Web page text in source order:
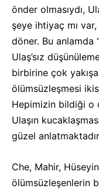
önder olmasıydı,
şeye ihtiyaç mı
döner. Bu anlamda
Ulaş’sız
birbirine çok
ölümsüzleşmesi
Hepimizin bildiği o
Ulaşın
güzel
Che, Mahir,
ölümsüzleşenlerin